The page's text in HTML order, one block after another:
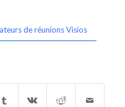
de réunions Visios